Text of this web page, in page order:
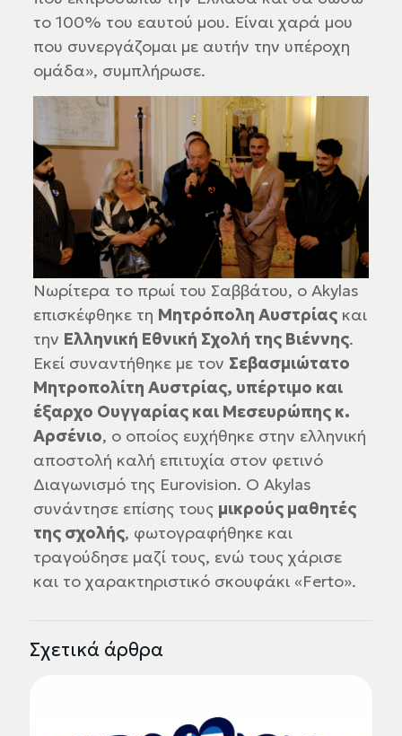
το 100% του εαυτού μου. Είναι χαρά μου
που συνεργάζομαι με αυτήν την υπέροχη
ομάδα», συμπλήρωσε.
Νωρίτερα το πρωί του Σαββάτου, ο Akylas
επισκέφθηκε τη Μητρόπολη Αυστρίαςκαι
την Ελληνική Εθνική Σχολή της Βιέννης.
Εκεί συναντήθηκε με τον Σεβασμιώτατο
Μητροπολίτη Αυστρίας, υπέρτιμο και
έξαρχο Ουγγαρίας και Μεσευρώπης κ.
Αρσένιο, ο οποίος ευχήθηκε στην ελληνική
αποστολή καλή επιτυχία στον φετινό
Διαγωνισμό της Eurovision. Ο Akylas
συνάντησε επίσης τους μικρούς μαθητές
της σχολής, φωτογραφήθηκε και
τραγούδησε μαζί τους, ενώ τους χάρισε
και το χαρακτηριστικό σκουφάκι «Ferto».
Σχετικά άρθρα